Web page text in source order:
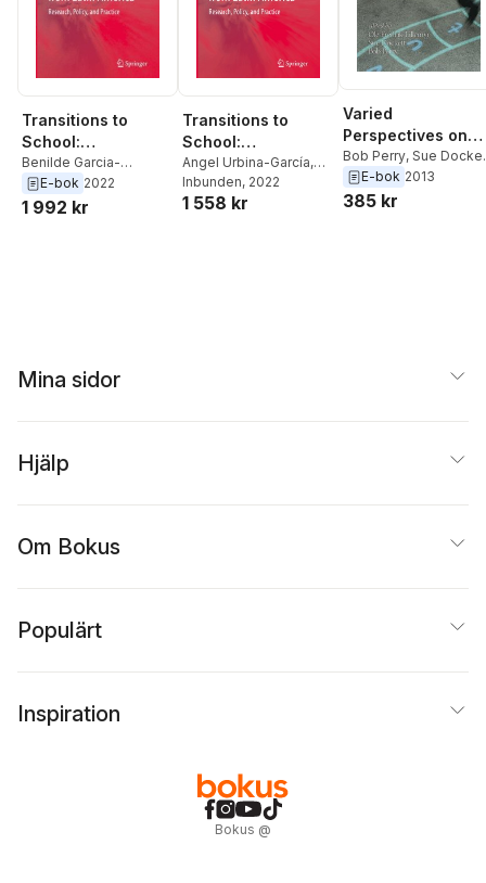
Transitions to
School:
Perspectives and
Experiences from
Latin America
Benilde Garcia-
Cabrero, Divya Jindal-
Snape, Sue Dockett
E-bok 2022
1 992 kr
Transitions to
School:
Perspectives and
Experiences from
Latin America
Angel Urbina-García,
Bob Perry ,Sue Dockett
Divya Jindal-Snape
Inbunden, 2022
1 558 kr
Varied
Perspectives on
Play and Learning
Bob Perry, Sue
Ole Fredrik Lillemyr
E-bok 2013
385 kr
Mina sidor
Hjälp
Om Bokus
Populärt
Inspiration
Bokus @